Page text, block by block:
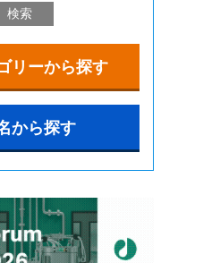
検索
リーから探す
から探す